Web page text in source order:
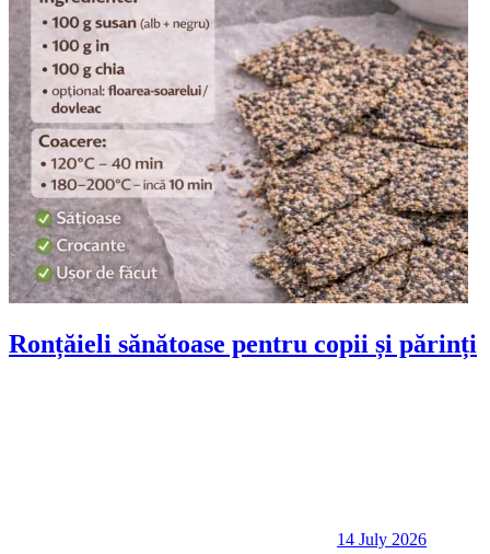
Ronțăieli sănătoase pentru copii și părinți
14 July 2026